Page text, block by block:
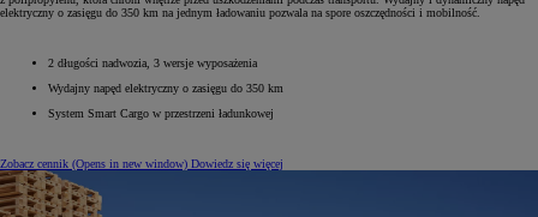
elektryczny o zasięgu do 350 km na jednym ładowaniu pozwala na spore oszczędności i mobilność.
2 długości nadwozia, 3 wersje wyposażenia
Wydajny napęd elektryczny o zasięgu do 350 km
System Smart Cargo w przestrzeni ładunkowej
Zobacz cennik (Opens in new window) Dowiedz się więcej